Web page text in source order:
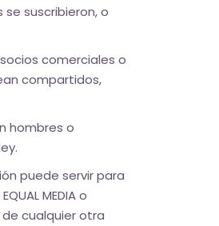
suscribieron, o
comerciales o
compartidos,
hombres o
puede servir para
MEDIA o
de cualquier otra